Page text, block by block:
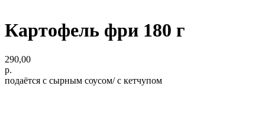
Картофель фри 180 г
290,00
р.
подаётся с сырным соусом/ с кетчупом